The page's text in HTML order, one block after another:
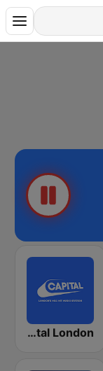
Capital London